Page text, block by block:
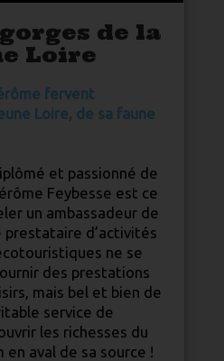
de la
Loire
fervent
Loire, de sa faune
et passionné de
Feybesse est ce
un ambassadeur de
prestataire d’activités
ne se
des prestations
mais bel et bien de
service de
les richesses du
en aval de sa source !